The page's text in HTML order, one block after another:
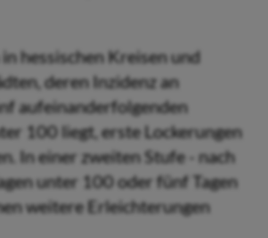
hessischen Kreisen und
deren Inzidenz an
aufeinanderfolgenden
100 liegt, erste Lockerungen
In einer zweiten Stufe - nach
unter 100 oder fünf Tagen
weitere Erleichterungen